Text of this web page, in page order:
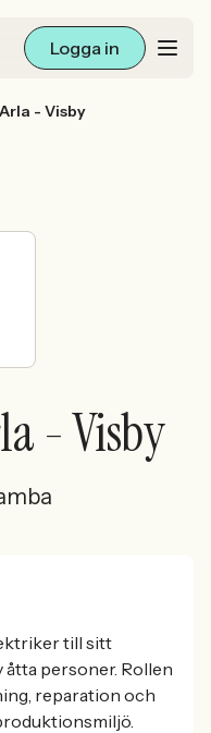
Logga in
- Visby
- Visby
till sitt
åtta personer. Rollen
reparation och